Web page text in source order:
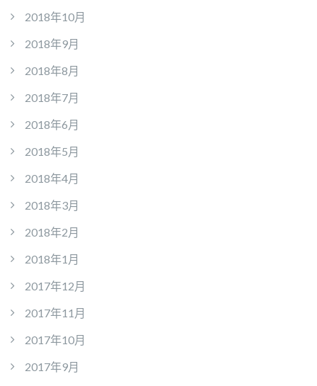
2018年10月
2018年9月
2018年8月
2018年7月
2018年6月
2018年5月
2018年4月
2018年3月
2018年2月
2018年1月
2017年12月
2017年11月
2017年10月
2017年9月